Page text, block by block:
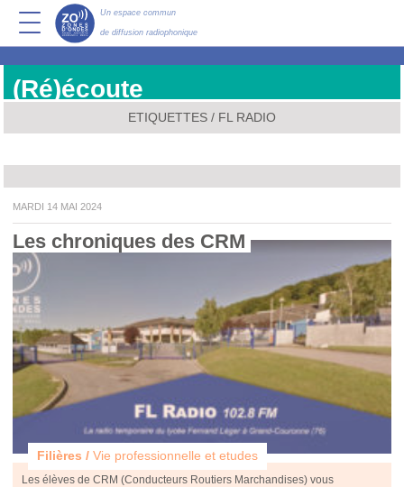
Un espace commun
de diffusion radiophonique
(Ré)écoute
ETIQUETTES / FL RADIO
MARDI 14 MAI 2024
Les chroniques des CRM
Filières / Vie professionnelle et etudes
Les élèves de CRM (Conducteurs Routiers Marchandises) vous